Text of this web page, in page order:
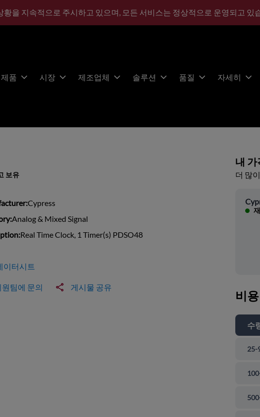
황을 지속적으로 주시하고 있으며, 모든 서비스는 정상적으로 운영되고 있
제품 시장 제조업체 솔루션 품질 자세히
보유
Cypress
Analog & Mixed Signal
Real Time Clock, 1 Timer(s) PDSO48
이터시트
원팀에 문의 게시물 공유
내 가
더 많
비용
수
25-